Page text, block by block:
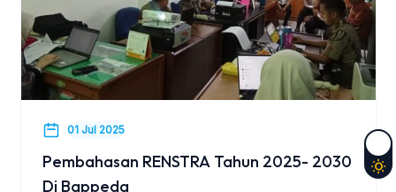
01 Jul 2025
Pembahasan RENSTRA Tahun 2025- 2030
Di Bappeda